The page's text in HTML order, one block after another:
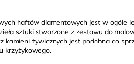
haftów diamentowych jest w ogóle
sztuki stworzone z zestawu do
kamieni żywicznych jest podobna do
krzyżykowego.